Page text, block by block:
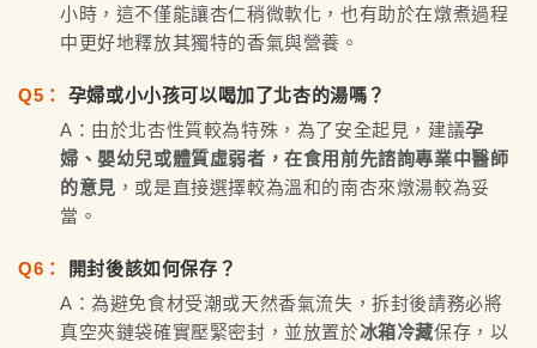
小時，這不僅能讓杏仁稍微軟化，也有助於在燉煮過程
中更好地釋放其獨特的香氣與營養。
Q5：
孕婦或小小孩可以喝加了北杏的湯嗎？
A：由於北杏性質較為特殊，為了安全起見，建議孕
婦、嬰幼兒或體質虛弱者，在食用前先諮詢專業中醫師
的意見 ，或是直接選擇較為溫和的南杏來燉湯較為妥
當。
Q6：
開封後該如何保存？
A：為避免食材受潮或天然香氣流失，拆封後請務必將
真空夾鏈袋確實壓緊密封，並放置於冰箱冷藏保存，以